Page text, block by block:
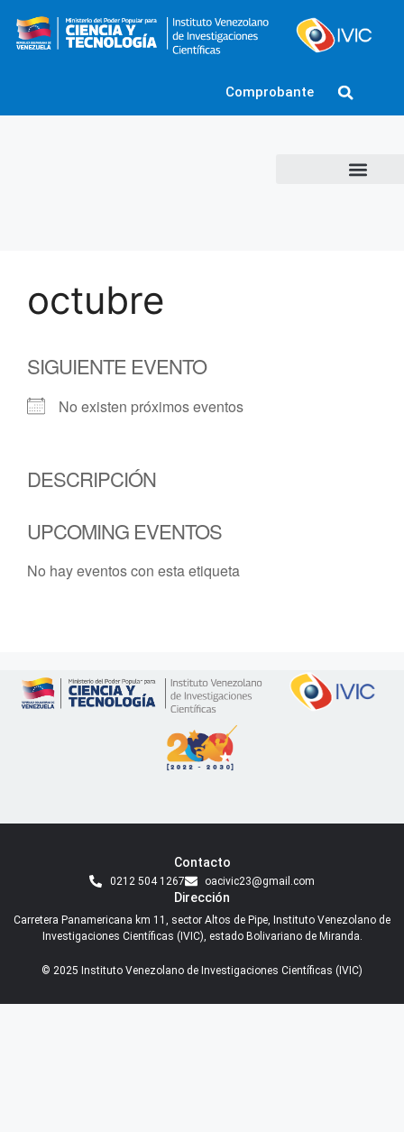
Comprobante
octubre
SIGUIENTE EVENTO
No existen próximos eventos
DESCRIPCIÓN
UPCOMING EVENTOS
No hay eventos con esta etiqueta
Contacto
0212 504 1267 oacivic23@gmail.com
Dirección
Carretera Panamericana km 11, sector Altos de Pipe, Instituto Venezolano de
Investigaciones Científicas (IVIC), estado Bolivariano de Miranda.
© 2025 Instituto Venezolano de Investigaciones Científicas (IVIC)